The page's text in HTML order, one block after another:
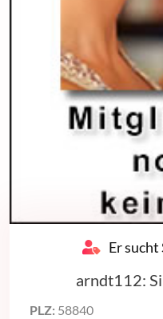
Er sucht
arndt112:
PLZ: 58840